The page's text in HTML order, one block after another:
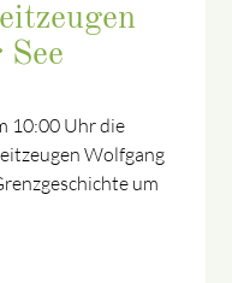
See
10:00 Uhr die
Wolfgang
um